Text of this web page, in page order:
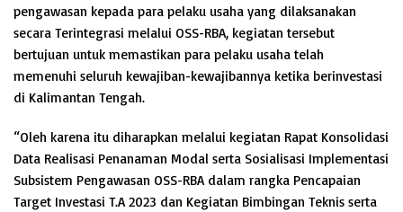
pengawasan kepada para pelaku usaha yang dilaksanakan
secara Terintegrasi melalui OSS-RBA, kegiatan tersebut
bertujuan untuk memastikan para pelaku usaha telah
memenuhi seluruh kewajiban-kewajibannya ketika berinvestasi
di Kalimantan Tengah.
“Oleh karena itu diharapkan melalui kegiatan Rapat Konsolidasi
Data Realisasi Penanaman Modal serta Sosialisasi Implementasi
Subsistem Pengawasan OSS-RBA dalam rangka Pencapaian
Target Investasi T.A 2023 dan Kegiatan Bimbingan Teknis serta